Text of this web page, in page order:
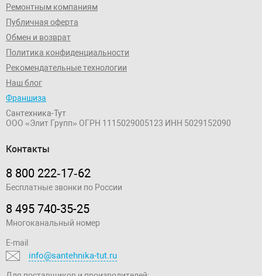
Ремонтным компаниям
Публичная оферта
Обмен и возврат
Политика конфиденциальности
Рекомендательные технологии
Наш блог
Франшиза
Сантехника-Тут
ООО «Элит Групп» ОГРН 1115029005123 ИНН 5029152090
Контакты
8 800 222‑17‑62
Бесплатные звонки по России
8 495 740-35-25
Многоканальный номер
E-mail
info@santehnika-tut.ru